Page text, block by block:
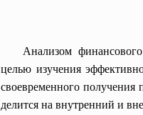
Анализом
целью изучения
своевременного получения
делится на внутренний и